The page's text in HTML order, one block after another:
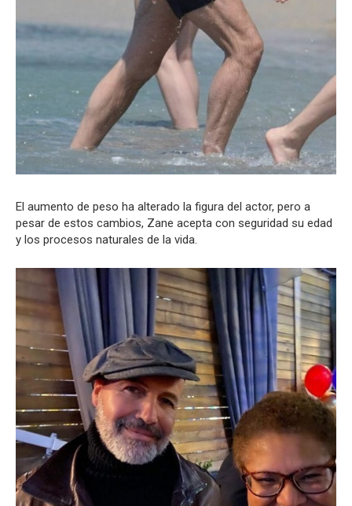
El aumento de peso ha alterado la figura del actor, pero a
pesar de estos cambios, Zane acepta con seguridad su edad
y los procesos naturales de la vida.